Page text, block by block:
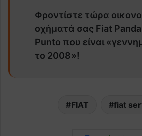
Φροντίστε τώρα
οχήματά σας Fiat
Punto που είναι
το 2008»!
FIAT fiat